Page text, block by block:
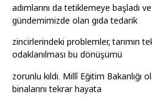
adımlarını da tetiklemeye başladı
gündemimizde olan gıda tedarik
zincirlerindeki problemler, tarımın
odaklanılması bu dönüşümü
zorunlu kıldı. Millî Eğitim Bakanlığı
binalarını tekrar hayata